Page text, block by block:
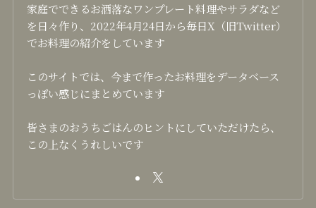
家庭でできるお洒落なワンプレート料理やサラダなど
を日々作り、2022年4月24日から毎日X（旧Twitter）
でお料理の紹介をしています
このサイトでは、今まで作ったお料理をデータベース
っぽい感じにまとめています
皆さまのおうちごはんのヒントにしていただけたら、
この上なくうれしいです